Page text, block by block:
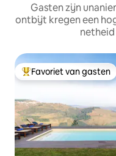
Gasten zijn
ontbijt kregen een
netheid
Topfavoriet van gasten
Favoriet van gasten